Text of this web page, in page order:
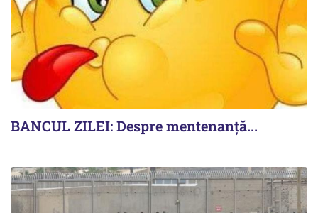
BANCUL ZILEI: Despre mentenanță...